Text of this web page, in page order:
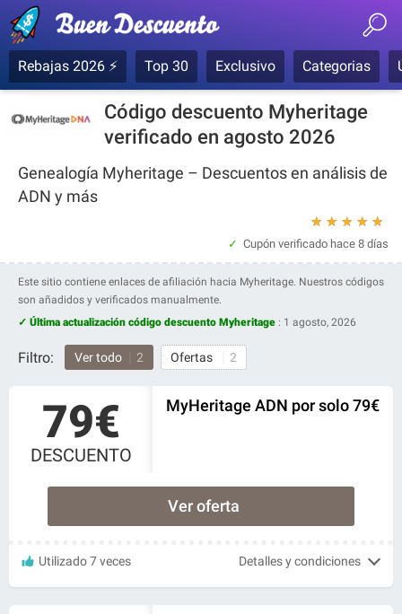
Rebajas 2026 ⚡ Top 30 Exclusivo Categorias
Código descuento Myheritage
verificado en agosto 2026
Genealogía Myheritage – Descuentos en análisis de
ADN y más
★
★
★
★
★
Cupón verificado hace 8 días
Este sitio contiene enlaces de afiliación hacia Myheritage. Nuestros códigos
son añadidos y verificados manualmente.
✓ Última actualización código descuento Myheritage : 1 agosto, 2026
Filtro: Ver todo 2 Ofertas 2
79€
DESCUENTO
MyHeritage ADN por solo 79€
Ver oferta
Utilizado 7 veces Detalles y condiciones